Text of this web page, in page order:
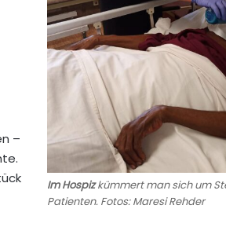
Im Hospizkümmert man sich um
Patienten. Fotos: Maresi Rehder
–